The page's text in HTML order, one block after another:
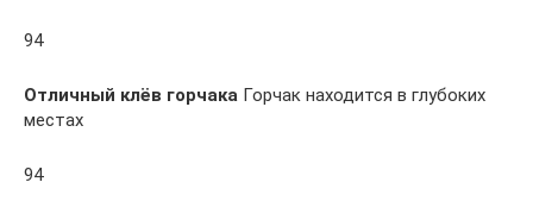
94
Отличный клёв горчака Горчак находится в глубоких
местах
94